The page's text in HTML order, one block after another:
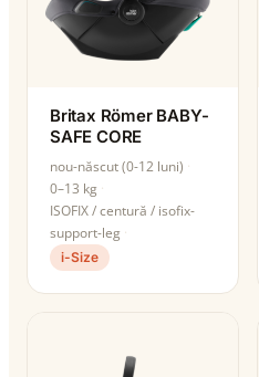
Britax Römer BABY-
SAFE CORE
nou-născut (0-12 luni)
0–13 kg
ISOFIX / centură / isofix-
support-leg
i-Size